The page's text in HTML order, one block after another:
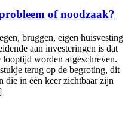
of noodzaak?
bruggen, eigen huisvesting
aan investeringen is dat
worden afgeschreven.
terug op de begroting, dit
die in één keer zichtbaar zijn